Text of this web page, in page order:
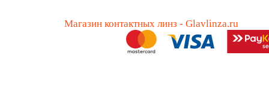
Магазин контактных линз - Glavlinza.ru